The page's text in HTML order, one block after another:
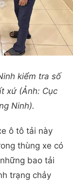
kiểm tra số
xứ (Ảnh: Cục
Ninh).
ô tô tải này
thùng xe có
bao tải
trạng chảy